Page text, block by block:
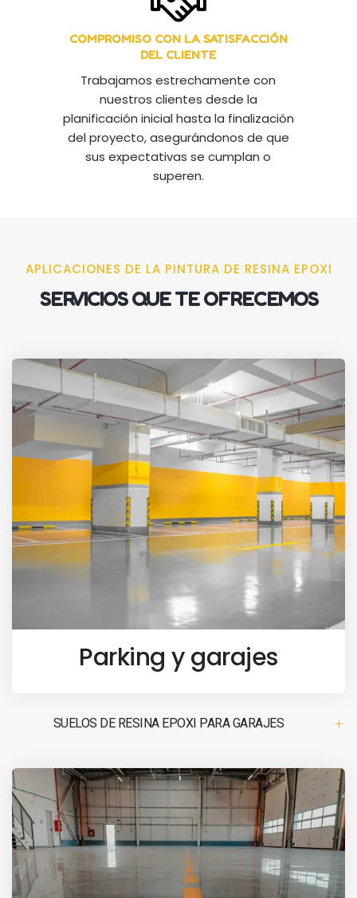
COMPROMISO CON LA SATISFACCIÓN
DEL CLIENTE
Trabajamos estrechamente con
nuestros clientes desde la
planificación inicial hasta la finalización
del proyecto, asegurándonos de que
sus expectativas se cumplan o
superen.
APLICACIONES DE LA PINTURA DE RESINA EPOXI
SERVICIOS QUE TE OFRECEMOS
Parking y garajes
SUELOS DE RESINA EPOXI PARA GARAJES